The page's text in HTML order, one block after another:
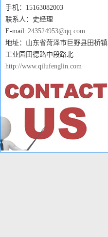
手机：15163082003
联系人：史经理
E-mail: 243524953@qq.com
地址：山东省菏泽市巨野县田桥镇
工业园田德路中段路北
http://www.qilufenglin.com